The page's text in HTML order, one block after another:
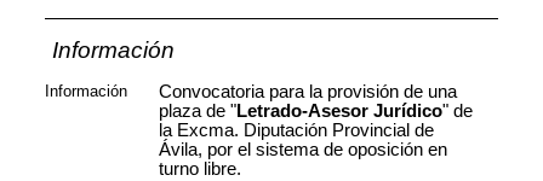
Información
Información
Convocatoria para la provisión de una
plaza de "Letrado-Asesor Jurídico" de
la Excma. Diputación Provincial de
Ávila, por el sistema de oposición en
turno libre.